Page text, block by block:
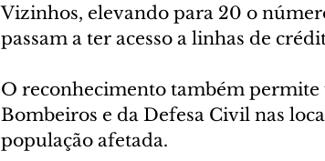
Vizinhos, elevando para 20 o
passam a ter acesso a linhas de
O reconhecimento também
Bombeiros e da Defesa Civil nas
população afetada.